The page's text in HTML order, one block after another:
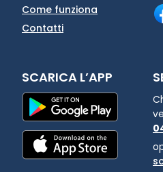
Come funziona
Contatti
SCARICA L’APP